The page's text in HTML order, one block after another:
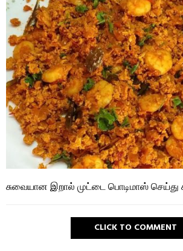
சுவையான இறால் முட்டை பொடிமாஸ் செய்து
CLICK TO COMMENT